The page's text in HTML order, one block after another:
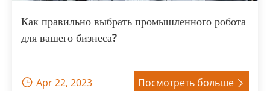
Как правильно выбрать промышленного робота
для вашего бизнеса?
 Apr 22, 2023 Посмотреть больше 